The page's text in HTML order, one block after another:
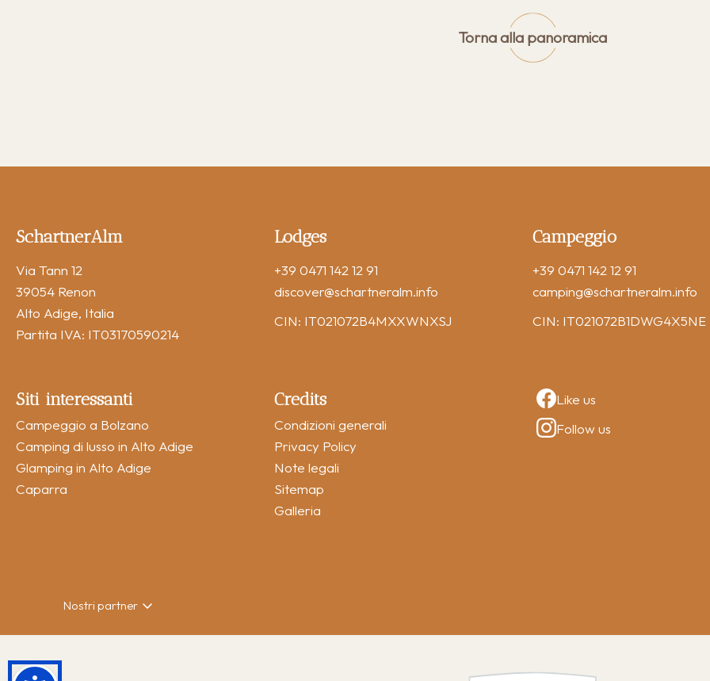
Torna alla panoramica
SchartnerAlm
Via Tann 12
39054 Renon
Alto Adige, Italia
Partita IVA: IT03170590214
Lodges
+39 0471 142 12 91
discover@schartneralm.info
CIN: IT021072B4MXXWNXSJ
Campeggio
+39 0471 142 12 91
camping@schartneralm.info
CIN: IT021072B1DWG4X5NE
Siti interessanti
Campeggio a Bolzano
Camping di lusso in Alto Adige
Glamping in Alto Adige
Caparra
Credits
Condizioni generali
Privacy Policy
Note legali
Sitemap
Galleria
Like us
Follow us
Nostri partner